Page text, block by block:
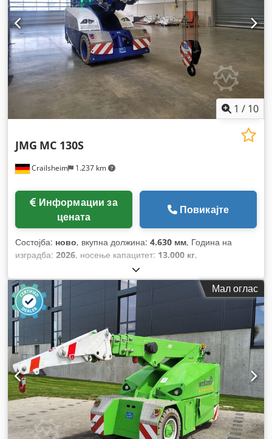
1 / 10
Crailsheim 1.237 km
JMG MC 130S
цената
Повикајте
Состојба: ново, вкупна должина: 4.630 мм, Година на
изградба: 2026, носење капацитет: 13.000 кг,
Мал оглас